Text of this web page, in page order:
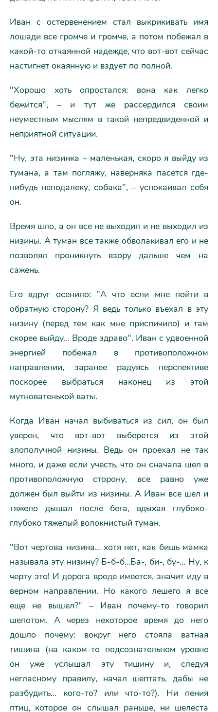
Иван с остервенением стал выкрикивать имя
лошади все громче и громче, а потом побежал в
какой-то отчаянной надежде, что вот-вот сейчас
настигнет окаянную и вздует по полной.
"Хорошо хоть опростался: вона как легко
бежится", – и тут же рассердился своим
неуместным мыслям в такой непредвиденной и
неприятной ситуации.
"Ну, эта низинка – маленькая, скоро я выйду из
тумана, а там погляжу, наверняка пасется где-
нибудь неподалеку, собака", – успокаивал себя
он.
Время шло, а он все не выходил и не выходил из
низины. А туман все также обволакивал его и не
позволял проникнуть взору дальше чем на
сажень.
Его вдруг осенило: "А что если мне пойти в
обратную сторону? Я ведь только въехал в эту
низину (перед тем как мне приспичило) и там
скорее выйду… Вроде здраво". Иван с удвоенной
энергией побежал в противоположном
направлении, заранее радуясь перспективе
поскорее выбраться наконец из этой
мутноватенькой ваты.
Когда Иван начал выбиваться из сил, он был
уверен, что вот-вот выберется из этой
злополучной низины. Ведь он проехал не так
много, и даже если учесть, что он сначала шел в
противоположную сторону, все равно уже
должен был выйти из низины. А Иван все шел и
тяжело дышал после бега, вдыхая глубоко-
глубоко тяжелый волокнистый туман.
"Вот чертова низина… хотя нет, как бишь мамка
называла эту низину? Б-б-б…Ба-, би-, бу-… Ну, к
черту это! И дорога вроде имеется, значит иду в
верном направлении. Но какого лешего я все
еще не вышел?" – Иван почему-то говорил
шепотом. А через некоторое время до него
дошло почему: вокруг него стояла ватная
тишина (на каком-то подсознательном уровне
он уже услышал эту тишину и, следуя
негласному правилу, начал шептать, дабы не
разбудить… кого-то? или что-то?). Ни пения
птиц, которое он слышал раньше, ни шелеста